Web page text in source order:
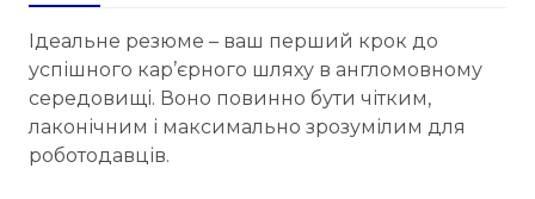
Ідеальне резюме – ваш перший крок до
успішного кар’єрного шляху в англомовному
середовищі. Воно повинно бути чітким,
лаконічним і максимально зрозумілим для
роботодавців.